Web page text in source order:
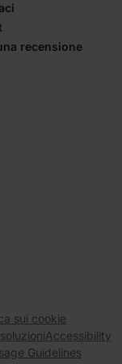
recensione
sui cookie
Accessibility
Guidelines